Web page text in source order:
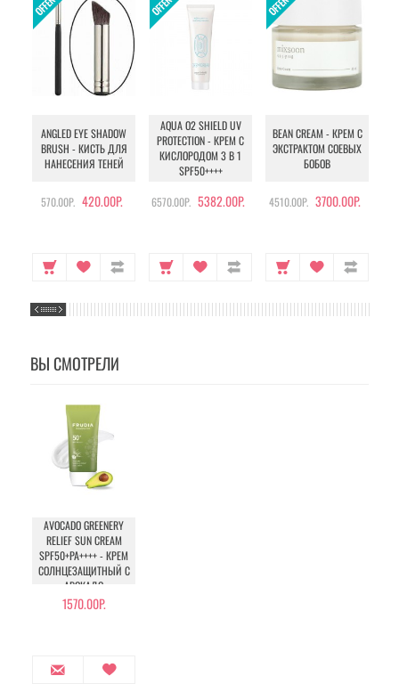
ANGLED EYE SHADOW
BRUSH - КИСТЬ ДЛЯ
НАНЕСЕНИЯ ТЕНЕЙ
570.00Р. 420.00Р.
AQUA O2 SHIELD UV
PROTECTION - КРЕМ С
КИСЛОРОДОМ 3 В 1
SPF50++++
6570.00Р. 5382.00Р.
BEAN CREAM - КРЕМ С
ЭКСТРАКТОМ СОЕВЫХ
БОБОВ
4510.00Р. 3700.00Р.
ВЫ СМОТРЕЛИ
AVOCADO GREENERY
RELIEF SUN CREAM
SPF50+PA++++ - КРЕМ
СОЛНЦЕЗАЩИТНЫЙ С
АВОКАДО
1570.00Р.